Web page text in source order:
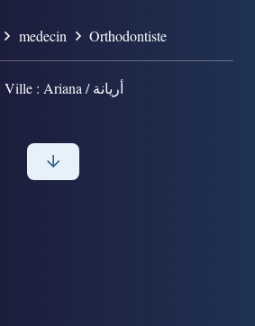
medecin Orthodontiste
Ville : Ariana / أريانة